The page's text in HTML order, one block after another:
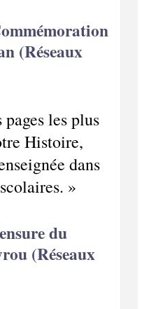
(Réseaux
pages les plus
Histoire,
dans
»
du
(Réseaux